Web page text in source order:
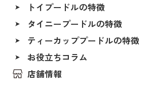
シルバー＆ホワイト
ペールホーン
ブルー
レッド（レッド・フォーン）
アプリコット（オレンジ・フォーン）
ALL
香川県
北海道
福島県
茨城県
トイプードルの特徴
タイニープードルの特徴
ティーカッププードルの特徴
お役立ちコラム
店舗情報